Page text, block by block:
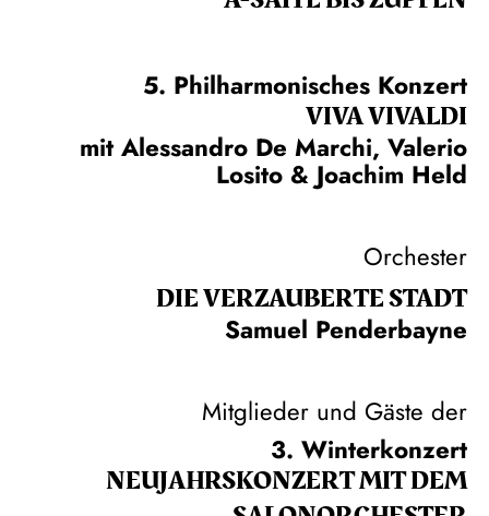
5. Philharmonisches Konzert
VIVA VIVALDI
mit Alessandro De Marchi, Valerio
Losito & Joachim Held
Orchester
DIE VERZAUBERTE STADT
Samuel Penderbayne
Mitglieder und Gäste der
3. Winterkonzert
NEUJAHRS­KONZERT MIT DEM